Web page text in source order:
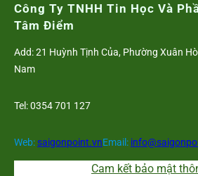
Công Ty TNHH Tin Học Và
Tâm Điểm
Add: 21 Huỳnh Tịnh Của, Phường Xuân
Nam
Tel: 0354 701 127
Web:saigonpoint.vnEmail:
Cam kết bảo mật